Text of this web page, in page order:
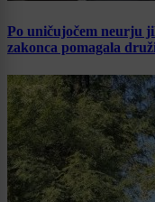
Po uničujočem neurju
zakonca pomagala